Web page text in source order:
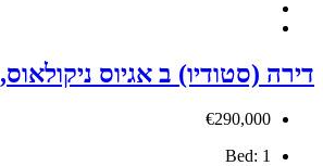
אגיוס ניקולאוס, לימסול למכירה